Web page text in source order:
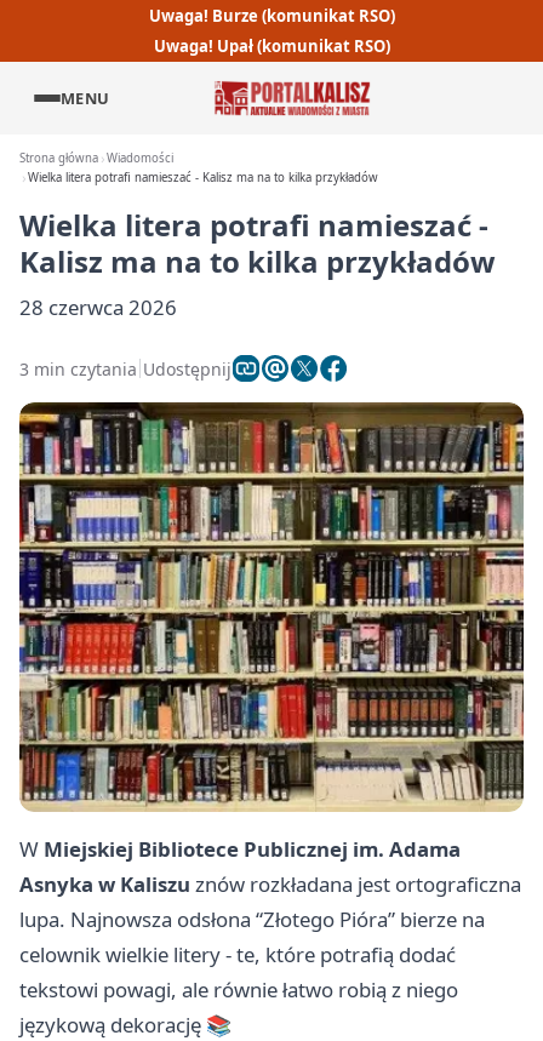
Uwaga! Burze (komunikat RSO)
Uwaga! Upał (komunikat RSO)
MENU
Strona główna Wiadomości
Wielka litera potrafi namieszać - Kalisz ma na to kilka przykładów
Wielka litera potrafi namieszać -
Kalisz ma na to kilka przykładów
28 czerwca 2026
3 min czytania Udostępnij
W Miejskiej Bibliotece Publicznej im. Adama
Asnyka w Kaliszu znów rozkładana jest ortograficzna
lupa. Najnowsza odsłona “Złotego Pióra” bierze na
celownik wielkie litery - te, które potrafią dodać
tekstowi powagi, ale równie łatwo robią z niego
językową dekorację 📚